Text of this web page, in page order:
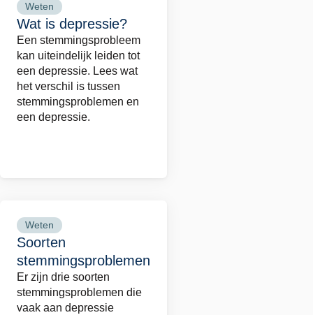
Wat is depressie?
Weten
Een stemmingsprobleem
kan uiteindelijk leiden tot
een depressie. Lees wat
het verschil is tussen
stemmingsproblemen en
een depressie.
Lees
meer
over
Wat
is
depressie?
Soorten
stemmingsproblemen
Weten
Er zijn drie soorten
stemmingsproblemen die
vaak aan depressie
Lees
meer
over
Soorten
stemmingsproblemen